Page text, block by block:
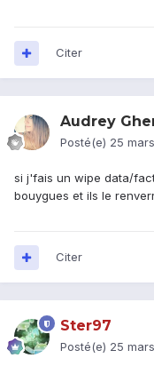
Citer
Audrey
Posté(e) 25
si j'fais un wipe data/
bouygues et ils le
Citer
Ster97
Posté(e) 25